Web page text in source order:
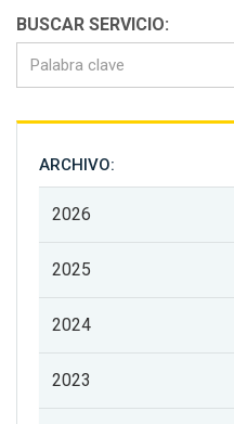
BUSCAR SERVICIO:
ARCHIVO:
2026
2025
2024
2023